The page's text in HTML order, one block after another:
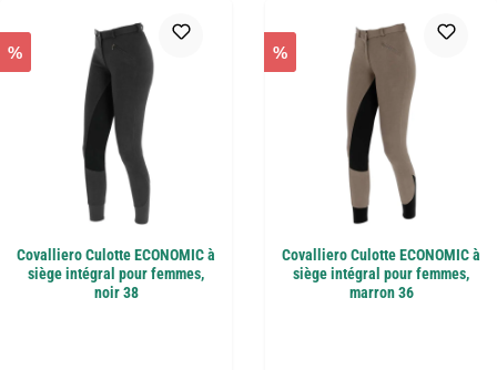
%
Covalliero Culotte ECONOMIC à
siège intégral pour femmes,
noir 38
%
Covalliero Culotte ECONOMIC à
siège intégral pour femmes,
marron 36